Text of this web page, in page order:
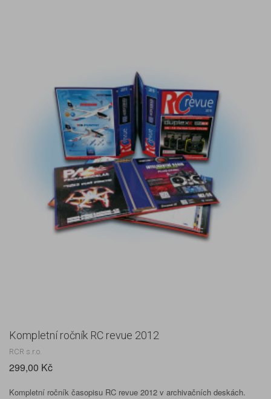
Kompletní ročník RC revue 2012
RCR s.r.o.
299,00 Kč
Kompletní ročník časopisu RC revue 2012 v archivačních deskách.